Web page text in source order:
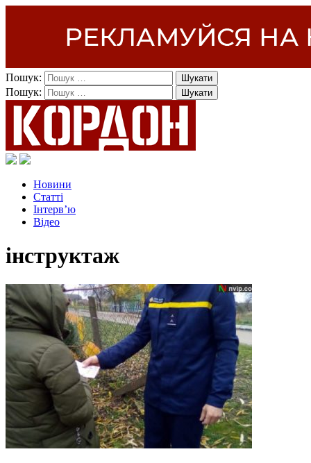
Пошук:
Пошук:
Новини
Статті
Інтерв’ю
Відео
інструктаж